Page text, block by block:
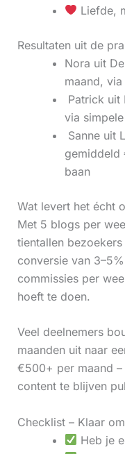
Liefde,
Resultaten uit de
Nora uit
maand,
Patrick
via
Sanne uit
gemiddeld
baan
Wat levert het écht
Met 5 blogs per
tientallen
conversie van
commissies per
hoeft te doen.
Veel deelnemers
maanden uit naar
€500+ per maand
content te blijven
Checklist – Klaar
Heb je